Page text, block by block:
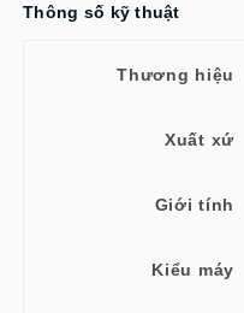
Thông số kỹ thuật
Thương hiệu
Xuất xứ
Giới tính
Kiểu máy